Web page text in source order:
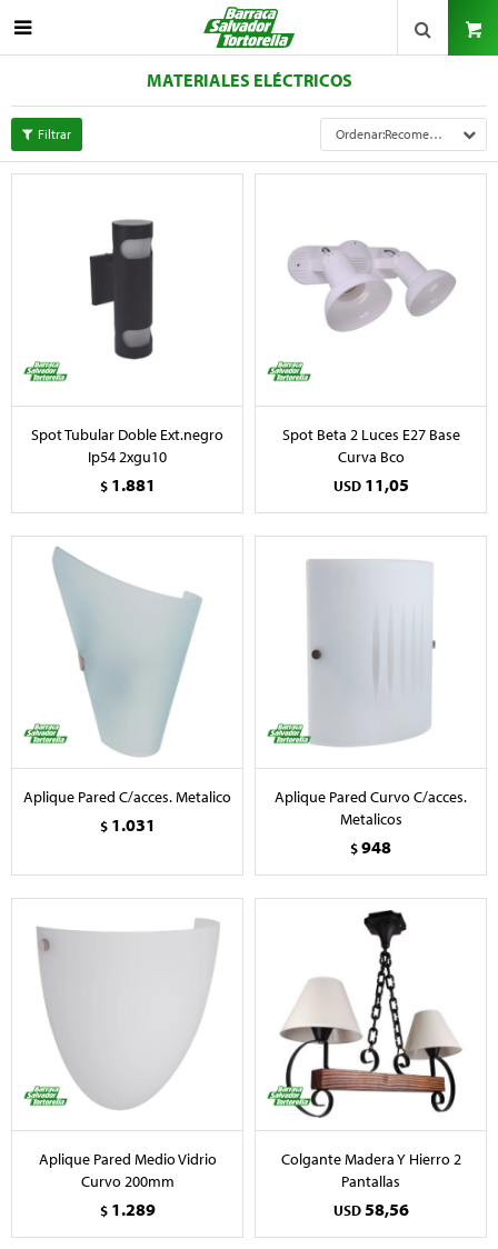

MATERIALES ELÉCTRICOS
Recomendados
Spot Tubular Doble Ext.negro
Ip54 2xgu10
$ 1.881
Spot Beta 2 Luces E27 Base
Curva Bco
USD 11,05
Aplique Pared C/acces. Metalico
$ 1.031
Aplique Pared Curvo C/acces.
Metalicos
$948
Aplique Pared Medio Vidrio
Curvo 200mm
$ 1.289
Colgante Madera Y Hierro 2
Pantallas
USD 58,56